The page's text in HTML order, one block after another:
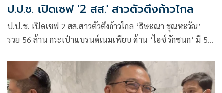
ป.ป.ช. เปิดเซฟ '2 สส.' สาวตัวตึงก้าวไกล
ป.ป.ช. เปิดเซฟ 2 สส.สาวตัวตึงก้าวไกล ‘ธิษะณา ชุณหะวัณ’
รวย 56 ล้าน กระเป๋าแบรนด์เนมเพียบ ด้าน ‘ไอซ์ รักชนก’ มี 5.8
ปฏิวัติ-ระบอบประยุทธ์